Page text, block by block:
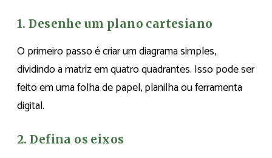
1. Desenhe um plano cartesiano
O primeiro passo é criar um diagrama simples,
dividindo a matriz em quatro quadrantes. Isso pode ser
feito em uma folha de papel, planilha ou ferramenta
digital.
2. Defina os eixos